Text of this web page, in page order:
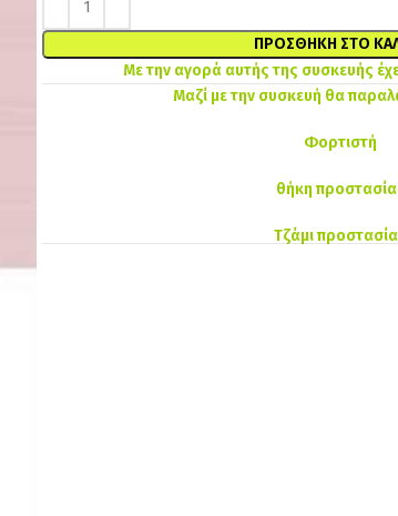
ΠΡΟΣΘΉΚΗ ΣΤΟ
Με την αγορά αυτής της συσκευής
Μαζί με την συσκευή θα
Φορτιστή
θήκη
Τζάμι